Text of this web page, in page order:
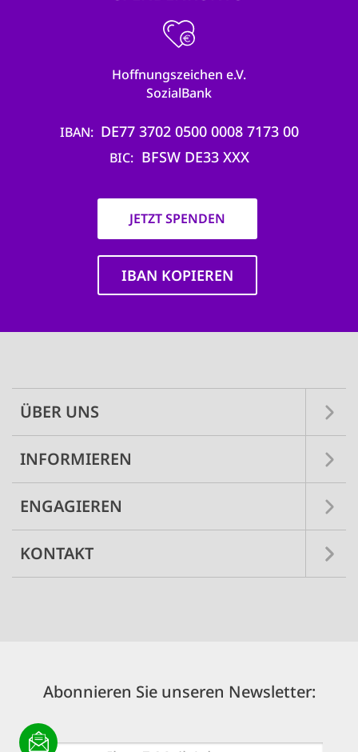
Hoffnungszeichen e.V.
SozialBank
IBAN DE77 3702 0500 0008 7173 00
BIC BFSW DE33 XXX
JETZT SPENDEN
IBAN KOPIEREN
ÜBER UNS
INFORMIEREN
ENGAGIEREN
KONTAKT
Abonnieren Sie unseren Newsletter: